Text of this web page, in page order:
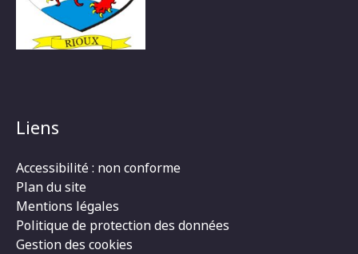
Liens
Accessibilité : non conforme
Plan du site
Mentions légales
Politique de protection des données
Gestion des cookies